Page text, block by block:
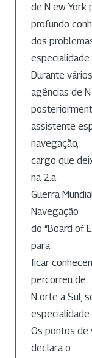
de N ew York
profundo
dos
especialidade.
Durante
agências de
assistente
navegação,
cargo que
na 2.a
Guerra
Navegação
do “Board of
para
ficar
percorreu de
N orte a Sul,
especialidade.
Os pontos
declara o